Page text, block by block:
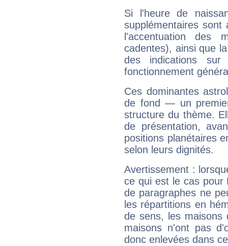
Si l'heure de
supplémentaires sont
l'accentuation des
cadentes), ainsi que
des indications sur
fonctionnement
Ces dominantes
de fond — un
structure du thème.
de présentation,
positions planétaires
selon leurs dignités.
Avertissement :
ce qui est le cas pour
de paragraphes ne
les répartitions en
de sens, les maisons
maisons n'ont pas
donc enlevées dans